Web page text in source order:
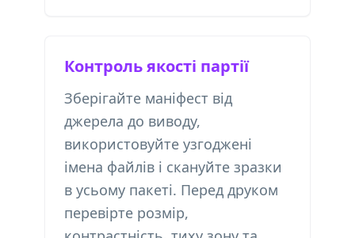
Контроль якості партії
Зберігайте маніфест від
джерела до виводу,
використовуйте узгоджені
імена файлів і скануйте зразки
в усьому пакеті. Перед друком
перевірте розмір,